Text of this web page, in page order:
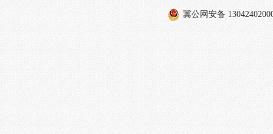
冀公网安备